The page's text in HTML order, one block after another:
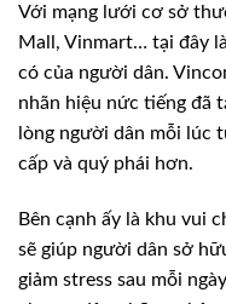
Với mạng lưới cơ sở
Mall, Vinmart… tại đây
có của người dân.
nhãn hiệu nức tiếng đã
lòng người dân mỗi lúc
cấp và quý phái hơn.
Bên cạnh ấy là khu vui
sẽ giúp người dân sở
giảm stress sau mỗi